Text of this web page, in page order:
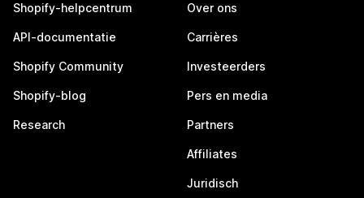
Shopify-helpcentrum
API-documentatie
Shopify Community
Shopify-blog
Research
Over ons
Carrières
Investeerders
Pers en media
Partners
Affiliates
Juridisch